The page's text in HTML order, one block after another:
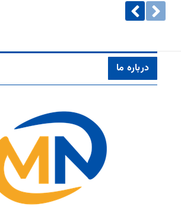
درباره ما